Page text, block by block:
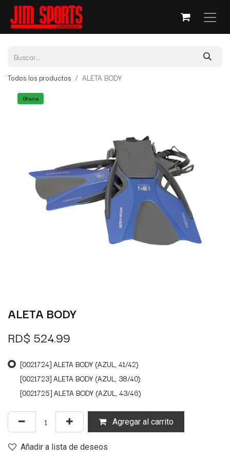
Todos los productos ALETA BODY
Oferta
ALETA BODY
RD$ 524.99
[0021724] ALETA BODY (AZUL, 41/42)
[0021723] ALETA BODY (AZUL, 38/40)
[0021725] ALETA BODY (AZUL, 43/46)
Agregar al carrito
Añadir a lista de deseos